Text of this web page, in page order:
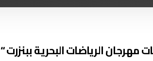
مهرجان الرياضات البحرية ببنزرت “